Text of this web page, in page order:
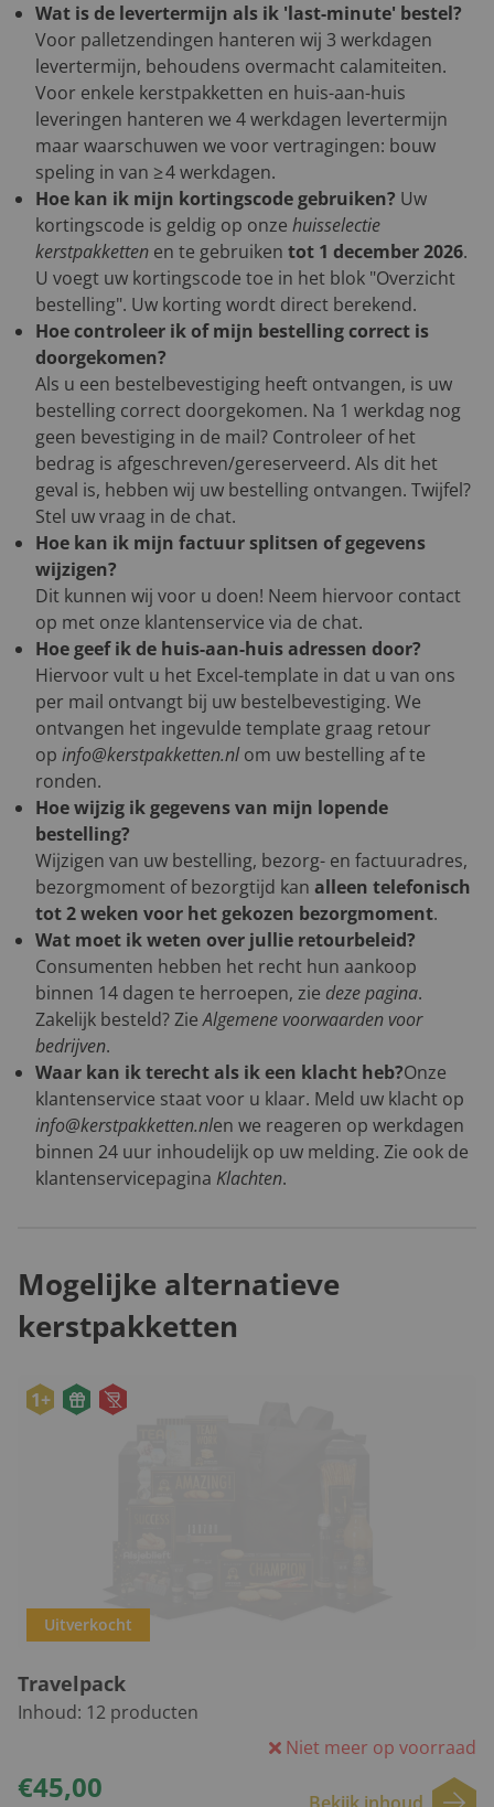
Wat is de levertermijn als ik 'last-minute' bestel?
Voor palletzendingen hanteren wij 3 werkdagen
levertermijn, behoudens overmacht calamiteiten.
Voor enkele kerstpakketten en huis-aan-huis
leveringen hanteren we 4 werkdagen levertermijn
maar waarschuwen we voor vertragingen: bouw
speling in van ≥ 4 werkdagen.
Hoe kan ik mijn kortingscode gebruiken? Uw
kortingscode is geldig op onze huisselectie
kerstpakketten en te gebruiken tot 1 december 2026.
U voegt uw kortingscode toe in het blok "Overzicht
bestelling". Uw korting wordt direct berekend.
Hoe controleer ik of mijn bestelling correct is
doorgekomen?
Als u een bestelbevestiging heeft ontvangen, is uw
bestelling correct doorgekomen. Na 1 werkdag nog
geen bevestiging in de mail? Controleer of het
bedrag is afgeschreven/gereserveerd. Als dit het
geval is, hebben wij uw bestelling ontvangen. Twijfel?
Stel uw vraag in de chat.
Hoe kan ik mijn factuur splitsen of gegevens
wijzigen?
Dit kunnen wij voor u doen! Neem hiervoor contact
op met onze klantenservice via de chat.
Hoe geef ik de huis-aan-huis adressen door?
Hiervoor vult u het Excel-template in dat u van ons
per mail ontvangt bij uw bestelbevestiging. We
ontvangen het ingevulde template graag retour
op info@kerstpakketten.nlom uw bestelling af te
ronden.
Hoe wijzig ik gegevens van mijn lopende
bestelling?
Wijzigen van uw bestelling, bezorg- en factuuradres,
bezorgmoment of bezorgtijd kan alleen telefonisch
tot 2 weken voor het gekozen bezorgmoment.
Wat moet ik weten over jullie retourbeleid?
Consumenten hebben het recht hun aankoop
binnen 14 dagen te herroepen, zie deze pagina.
Zakelijk besteld? ZieAlgemene voorwaarden voor
bedrijven.
Waar kan ik terecht als ik een klacht heb?Onze
klantenservice staat voor u klaar. Meld uw klacht op
info@kerstpakketten.nlen we reageren op werkdagen
binnen 24 uur inhoudelijk op uw melding. Zie ook de
klantenservicepagina Klachten.
Mogelijke alternatieve
kerstpakketten
1+
Uitverkocht
Travelpack
Inhoud: 12 producten
Niet meer op voorraad
€45,00